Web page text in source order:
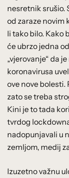
nesretnik srušio.
od zaraze novim
li tako bilo. Kako
će ubrzo jedna
„vjerovanje“ da
koronavirusa
ove nove bolesti.
zato se treba
Kini je to tada
tvrdog
nadopunjavali u
zemljom, medij
Izuzetno važnu